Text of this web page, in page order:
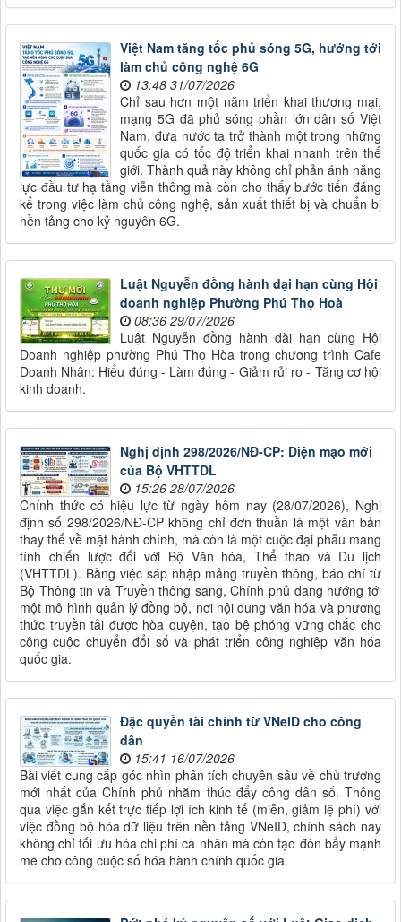
Việt Nam tăng tốc phủ sóng 5G, hướng tới
làm chủ công nghệ 6G
13:48 31/07/2026
Chỉ sau hơn một năm triển khai thương mại,
mạng 5G đã phủ sóng phần lớn dân số Việt
Nam, đưa nước ta trở thành một trong những
quốc gia có tốc độ triển khai nhanh trên thế
giới. Thành quả này không chỉ phản ánh năng
lực đầu tư hạ tầng viễn thông mà còn cho thấy bước tiến đáng
kể trong việc làm chủ công nghệ, sản xuất thiết bị và chuẩn bị
nền tảng cho kỷ nguyên 6G.
Luật Nguyễn đồng hành dại hạn cùng Hội
doanh nghiệp Phường Phú Thọ Hoà
08:36 29/07/2026
Luật Nguyễn đồng hành dài hạn cùng Hội
Doanh nghiệp phường Phú Thọ Hòa trong chương trình Cafe
Doanh Nhân: Hiểu đúng - Làm đúng - Giảm rủi ro - Tăng cơ hội
kinh doanh.
Nghị định 298/2026/NĐ-CP: Diện mạo mới
của Bộ VHTTDL
15:26 28/07/2026
Chính thức có hiệu lực từ ngày hôm nay (28/07/2026), Nghị
định số 298/2026/NĐ-CP không chỉ đơn thuần là một văn bản
thay thế về mặt hành chính, mà còn là một cuộc đại phẫu mang
tính chiến lược đối với Bộ Văn hóa, Thể thao và Du lịch
(VHTTDL). Bằng việc sáp nhập mảng truyền thông, báo chí từ
Bộ Thông tin và Truyền thông sang, Chính phủ đang hướng tới
một mô hình quản lý đồng bộ, nơi nội dung văn hóa và phương
thức truyền tải được hòa quyện, tạo bệ phóng vững chắc cho
công cuộc chuyển đổi số và phát triển công nghiệp văn hóa
quốc gia.
Đặc quyền tài chính từ VNeID cho công
dân
15:41 16/07/2026
Bài viết cung cấp góc nhìn phân tích chuyên sâu về chủ trương
mới nhất của Chính phủ nhằm thúc đẩy công dân số. Thông
qua việc gắn kết trực tiếp lợi ích kinh tế (miễn, giảm lệ phí) với
việc đồng bộ hóa dữ liệu trên nền tảng VNeID, chính sách này
không chỉ tối ưu hóa chi phí cá nhân mà còn tạo đòn bẩy mạnh
mẽ cho công cuộc số hóa hành chính quốc gia.